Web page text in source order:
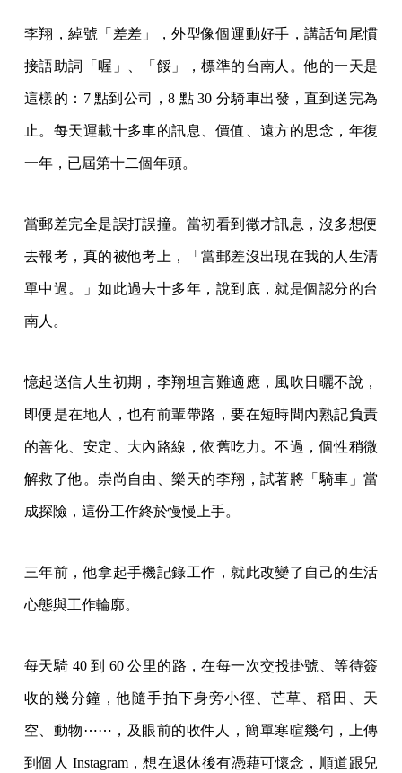
李翔，綽號「差差」，外型像個運動好手，講話句尾慣
接語助詞「喔」、「餒」，標準的台南人。他的一天是
這樣的：7 點到公司，8 點 30 分騎車出發，直到送完為
止。每天運載十多車的訊息、價值、遠方的思念，年復
一年，已屆第十二個年頭。
當郵差完全是誤打誤撞。當初看到徵才訊息，沒多想便
去報考，真的被他考上，「當郵差沒出現在我的人生清
單中過。」如此過去十多年，說到底，就是個認分的台
南人。
憶起送信人生初期，李翔坦言難適應，風吹日曬不說，
即便是在地人，也有前輩帶路，要在短時間內熟記負責
的善化、安定、大內路線，依舊吃力。不過，個性稍微
解救了他。崇尚自由、樂天的李翔，試著將「騎車」當
成探險，這份工作終於慢慢上手。
三年前，他拿起手機記錄工作，就此改變了自己的生活
心態與工作輪廓。
每天騎 40 到 60 公里的路，在每一次交投掛號、等待簽
收的幾分鐘，他隨手拍下身旁小徑、芒草、稻田、天
空、動物⋯⋯，及眼前的收件人，簡單寒暄幾句，上傳
到個人 Instagram，想在退休後有憑藉可懷念，順道跟兒